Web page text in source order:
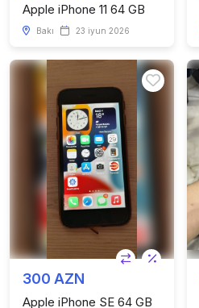
Apple iPhone 11 64 GB
Bakı 23 iyun 2026
300 AZN
Apple iPhone SE 64 GB